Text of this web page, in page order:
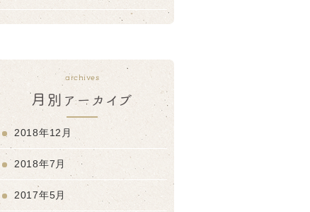
archives
月別アーカイブ
2018年12月
2018年7月
2017年5月